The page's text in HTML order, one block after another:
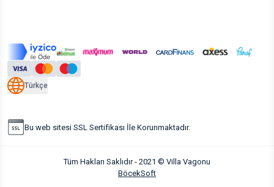
Türkçe
Bu web sitesi SSL Sertifikası İle Korunmaktadır.
Tüm Hakları Saklıdır - 2021 © Villa Vagonu
BöcekSoft